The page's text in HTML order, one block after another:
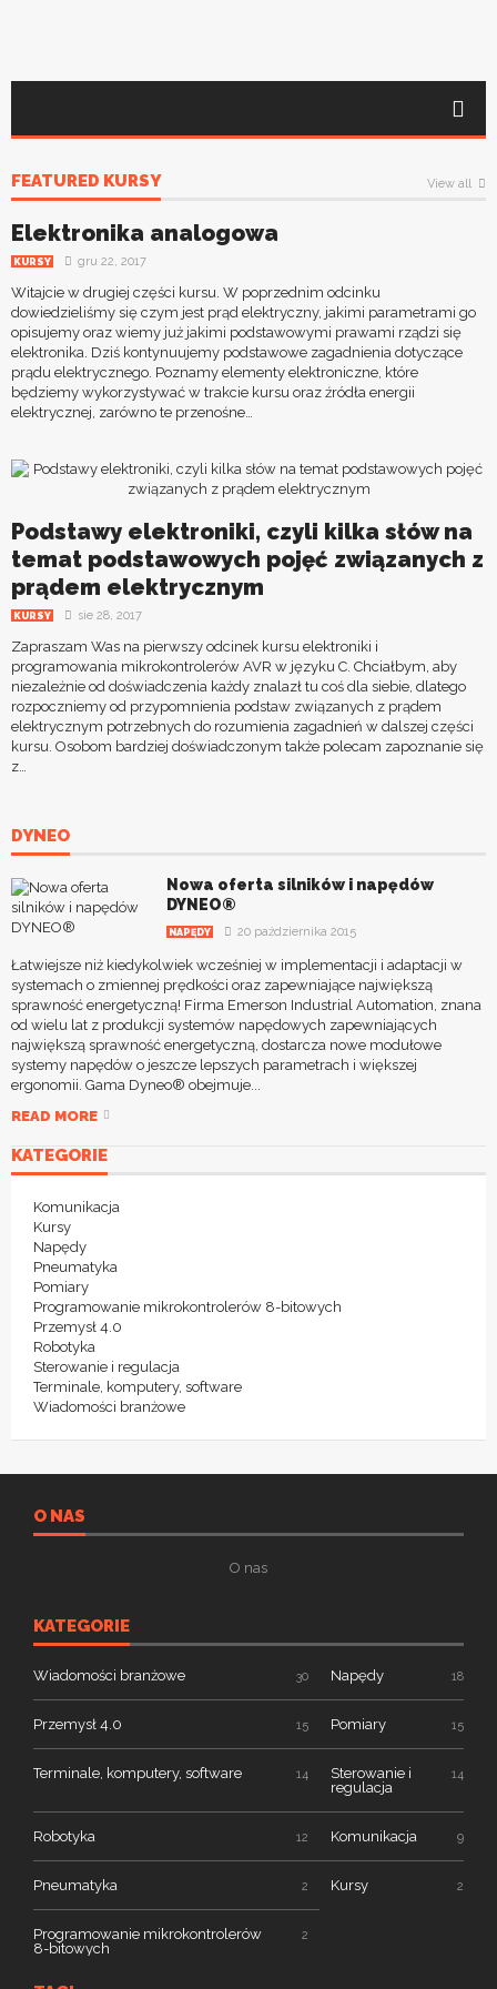
FEATURED KURSY View all
Elektronika analogowa
KURSY gru 22, 2017
Witajcie w drugiej części kursu. W poprzednim odcinku
dowiedzieliśmy się czym jest prąd elektryczny, jakimi parametrami go
opisujemy oraz wiemy już jakimi podstawowymi prawami rządzi się
elektronika. Dziś kontynuujemy podstawowe zagadnienia dotyczące
prądu elektrycznego. Poznamy elementy elektroniczne, które
będziemy wykorzystywać w trakcie kursu oraz źródła energii
elektrycznej, zarówno te przenośne…
Podstawy elektroniki, czyli kilka słów na
temat podstawowych pojęć związanych z
prądem elektrycznym
KURSY sie 28, 2017
Zapraszam Was na pierwszy odcinek kursu elektroniki i
programowania mikrokontrolerów AVR w języku C. Chciałbym, aby
niezależnie od doświadczenia każdy znalazł tu coś dla siebie, dlatego
rozpoczniemy od przypomnienia podstaw związanych z prądem
elektrycznym potrzebnych do rozumienia zagadnień w dalszej części
kursu. Osobom bardziej doświadczonym także polecam zapoznanie się
z…
DYNEO
Nowa oferta silników i napędów
DYNEO®
NAPĘDY 20 października 2015
Łatwiejsze niż kiedykolwiek wcześniej w implementacji i adaptacji w
systemach o zmiennej prędkości oraz zapewniające największą
sprawność energetyczną! Firma Emerson Industrial Automation, znana
od wielu lat z produkcji systemów napędowych zapewniających
największą sprawność energetyczną, dostarcza nowe modułowe
systemy napędów o jeszcze lepszych parametrach i większej
ergonomii. Gama Dyneo® obejmuje...
READ MORE
KATEGORIE
Komunikacja
Kursy
Napędy
Pneumatyka
Pomiary
Programowanie mikrokontrolerów 8-bitowych
Przemysł 4.0
Robotyka
Sterowanie i regulacja
Terminale, komputery, software
Wiadomości branżowe
O NAS
O nas
KATEGORIE
Wiadomości branżowe 30 Napędy 18
Przemysł 4.0 15 Pomiary 15
Terminale, komputery, software 14
Sterowanie i
regulacja
14
Robotyka 12 Komunikacja 9
Pneumatyka 2 Kursy 2
Programowanie mikrokontrolerów
8-bitowych
2